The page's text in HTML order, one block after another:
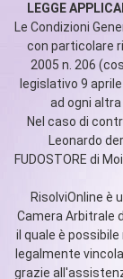
LEGGE
Le Condizioni
con particolare
2005 n. 206
legislativo 9
ad ogni
Nel caso di
Leonardo
FUDOSTORE di
RisolviOnline è
Camera Arbitrale
il quale è
legalmente
grazie